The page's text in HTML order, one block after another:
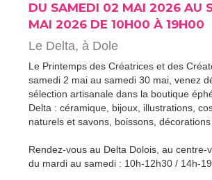
DU SAMEDI 02 MAI 2026 AU
MAI 2026 DE 10H00 À 19H00
Le Delta, à Dole
Le Printemps des Créatrices et des
samedi 2 mai au samedi 30 mai, venez
sélection artisanale dans la boutique
Delta : céramique, bijoux, illustrations,
naturels et savons, boissons,
Rendez-vous au Delta Dolois, au centre-
du mardi au samedi : 10h-12h30 / 14h-